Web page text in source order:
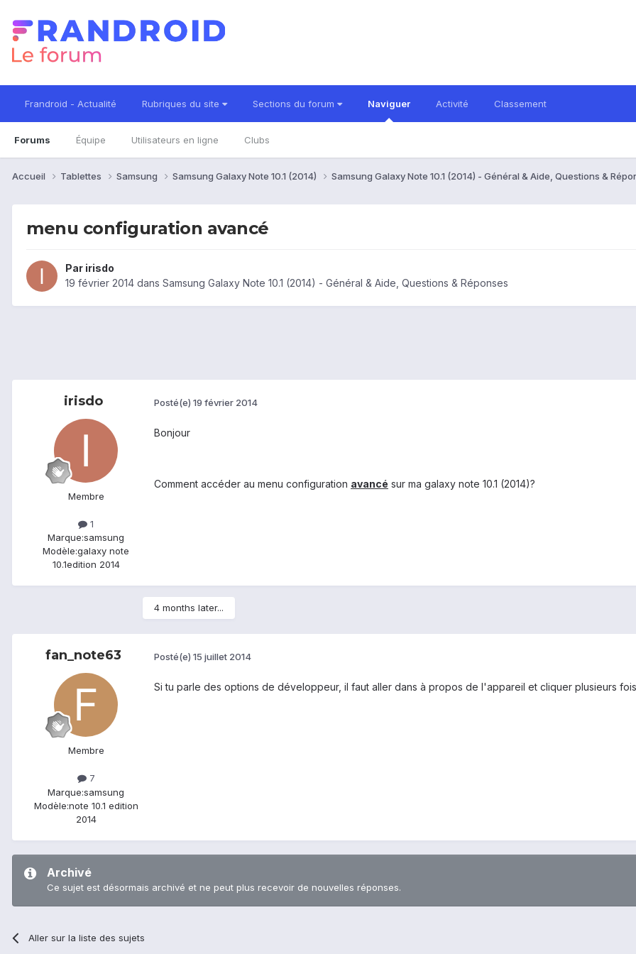
Frandroid - Actualité Rubriques du site Sections du forum Naviguer
Forums Équipe Utilisateurs en ligne Clubs
Activité Classement
Accueil Tablettes Samsung Samsung Galaxy Note 10.1 (2014) Samsung Galaxy Note 10.1 (2014) - Général & Aide, Questions &
menu configuration avancé
Par irisdo
19 février 2014 dans Samsung Galaxy Note 10.1 (2014) - Général & Aide, Questions & Réponses
irisdo
Membre
1
Marque:samsung
Modèle:galaxy note
10.1edition 2014
Posté(e) 19 février 2014
Bonjour
Comment accéder au menu configuration avancé sur ma galaxy note 10.1 (2014)?
4 months later...
fan_note63
Membre
7
Marque:samsung
Modèle:note 10.1 edition
2014
Posté(e) 15 juillet 2014
Si tu parle des options de développeur, il faut aller dans à propos de l'appareil et cliquer plusieurs
Archivé
Ce sujet est désormais archivé et ne peut plus recevoir de nouvelles réponses.
Aller sur la liste des sujets